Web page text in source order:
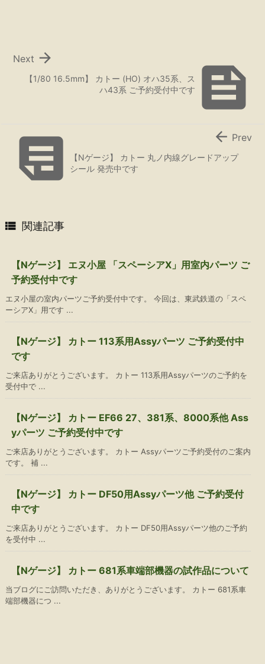

【1/80 16.5mm】 カトー (HO) オハ35系、ス
ハ43系 ご予約受付中です

Next
 【Nゲージ】 カトー 丸ノ内線グレードアップ
シール 発売中です
 Prev
 関連記事
【Nゲージ】 エヌ小屋 「スペーシアX」用室内パーツ ご
予約受付中です
エヌ小屋の室内パーツご予約受付中です。 今回は、東武鉄道の「スペ
ーシアX」用です ...
【Nゲージ】 カトー 113系用Assyパーツ ご予約受付中
です
ご来店ありがとうございます。 カトー 113系用Assyパーツのご予約を
受付中で ...
【Nゲージ】 カトー EF66 27、381系、8000系他 Ass
yパーツ ご予約受付中です
ご来店ありがとうございます。 カトー Assyパーツご予約受付のご案内
です。 補 ...
【Nゲージ】 カトー DF50用Assyパーツ他 ご予約受付
中です
ご来店ありがとうございます。 カトー DF50用Assyパーツ他のご予約
を受付中 ...
【Nゲージ】 カトー 681系車端部機器の試作品について
当ブログにご訪問いただき、ありがとうございます。 カトー 681系車
端部機器につ ...